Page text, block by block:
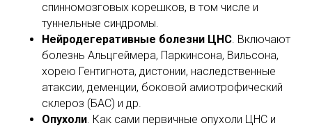
спинномозговых корешков, в том числе и
туннельные синдромы.
Нейродегеративные болезни ЦНС. Включают
болезнь Альцгеймера, Паркинсона, Вильсона,
хорею Гентигнота, дистонии, наследственные
атаксии, деменции, боковой амиотрофический
склероз (БАС) и др.
Опухоли. Как сами первичные опухоли ЦНС и